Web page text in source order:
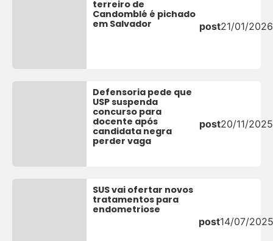
terreiro de
Candomblé é pichado
em Salvador
post21/01/2026
Defensoria pede que
USP suspenda
concurso para
docente após
candidata negra
perder vaga
post20/11/2025
SUS vai ofertar novos
tratamentos para
endometriose
post14/07/2025